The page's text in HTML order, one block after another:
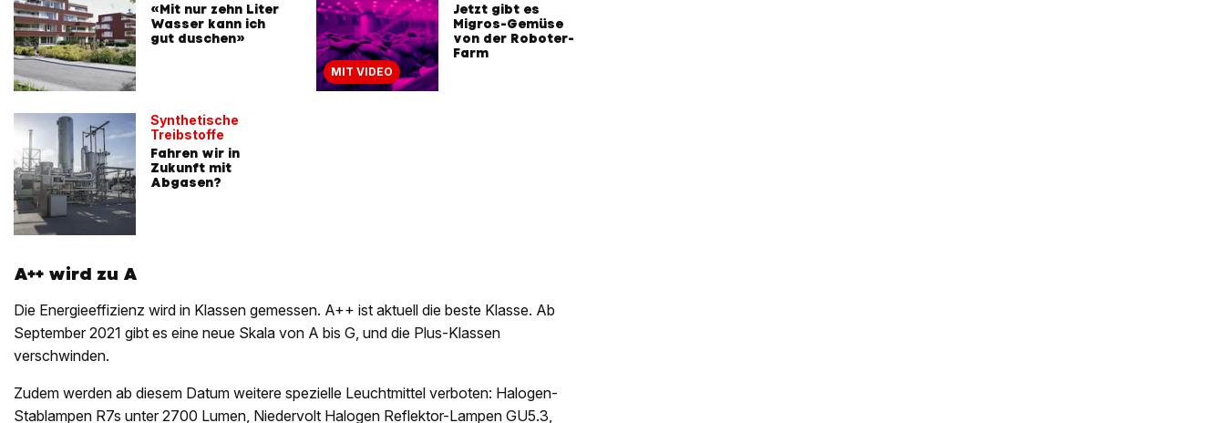
«Mit nur zehn Liter
Wasser kann ich
gut duschen»
Synthetische
Treibstoffe
Fahren wir in
Zukunft mit
Abgasen?
MIT VIDEO
Jetzt gibt es
Migros-Gemüse
von der Roboter-
Farm
A++ wird zu A
Die Energieeffizienz wird in Klassen gemessen. A++ ist aktuell die beste Klasse. Ab
September 2021 gibt es eine neue Skala von A bis G, und die Plus-Klassen
verschwinden.
Zudem werden ab diesem Datum weitere spezielle Leuchtmittel verboten: Halogen-
Stablampen R7s unter 2700 Lumen, Niedervolt Halogen Reflektor-Lampen GU5.3,